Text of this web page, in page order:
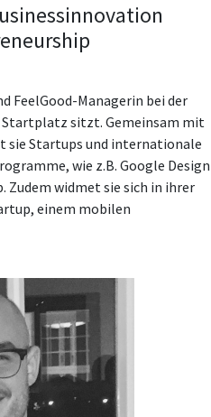
FeelGood-Managerin bei der
Startplatz sitzt. Gemeinsam mit
Startups und internationale
wie z.B. Google Design
Zudem widmet sie sich in ihrer
einem mobilen